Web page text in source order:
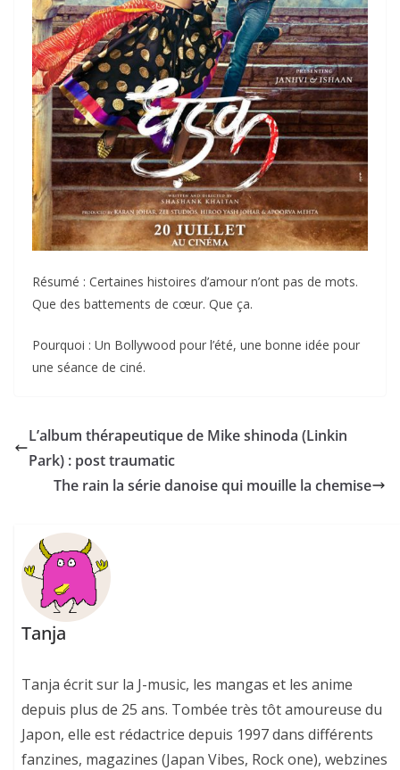
Résumé : Certaines histoires d’amour n’ont pas de mots.
Que des battements de cœur. Que ça.
Pourquoi : Un Bollywood pour l’été, une bonne idée pour
une séance de ciné.
L’album thérapeutique de Mike shinoda (Linkin
Park) : post traumatic
The rain la série danoise qui mouille la chemise
Tanja
Tanja écrit sur la J-music, les mangas et les anime
depuis plus de 25 ans. Tombée très tôt amoureuse du
Japon, elle est rédactrice depuis 1997 dans différents
fanzines, magazines (Japan Vibes, Rock one), webzines